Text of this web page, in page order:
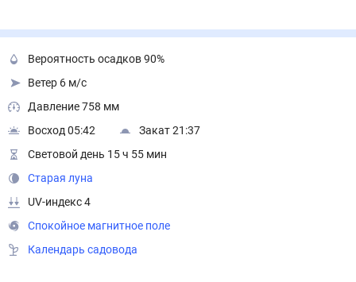
Вероятность осадков 90%
Ветер 6 м/с
Давление 758 мм
Восход 05:42
Закат 21:37
Световой день 15 ч 55 мин
Старая луна
UV-индекс 4
Спокойное магнитное поле
Календарь садовода